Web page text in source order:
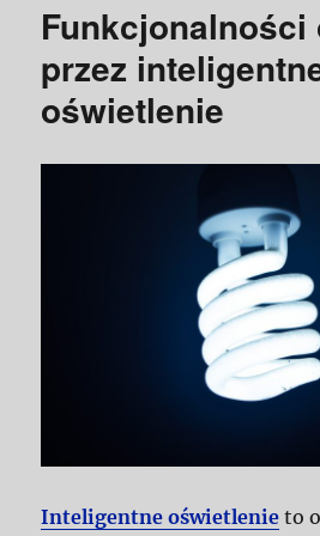
Funkcjonalności
przez
oświetlenie
Inteligentne oświetlenie to